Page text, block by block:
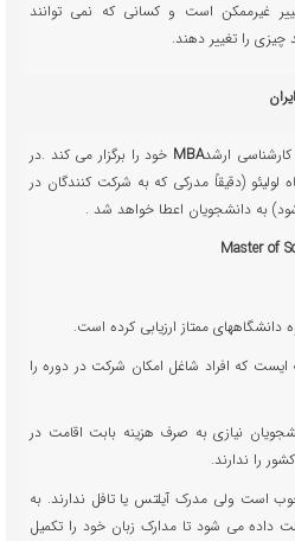
غیرممکن است و کسانی که نمی توانند
چیزی را تغییر دهند.
کارشناسی ارشدMBA خود را برگزار می کند .در
(دقیقاً مدرکی که به شرکت کنندگان در
به دانشجویان اعطا خواهد شد .
Master of
ایست که افراد شاغل امکان شرکت در دوره را
نیازی به صرف هزینه بابت اقامت در
را ندارند.
است ولی مدرک آیلتس یا تافل ندارند. به
داده می شود تا مدارک زبان خود را تکمیل